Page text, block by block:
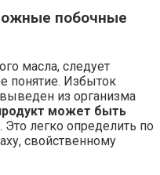
побочные
масла, следует
понятие. Избыток
из организма
может быть
. Это легко определить по
свойственному